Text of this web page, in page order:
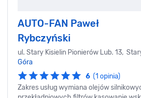
AUTO-FAN Paweł
Rybczyński
ul. Stary Kisielin­ Pionierów Lub. 13,
Góra
6 (1 opinia)
Zakres usług wymiana olejów